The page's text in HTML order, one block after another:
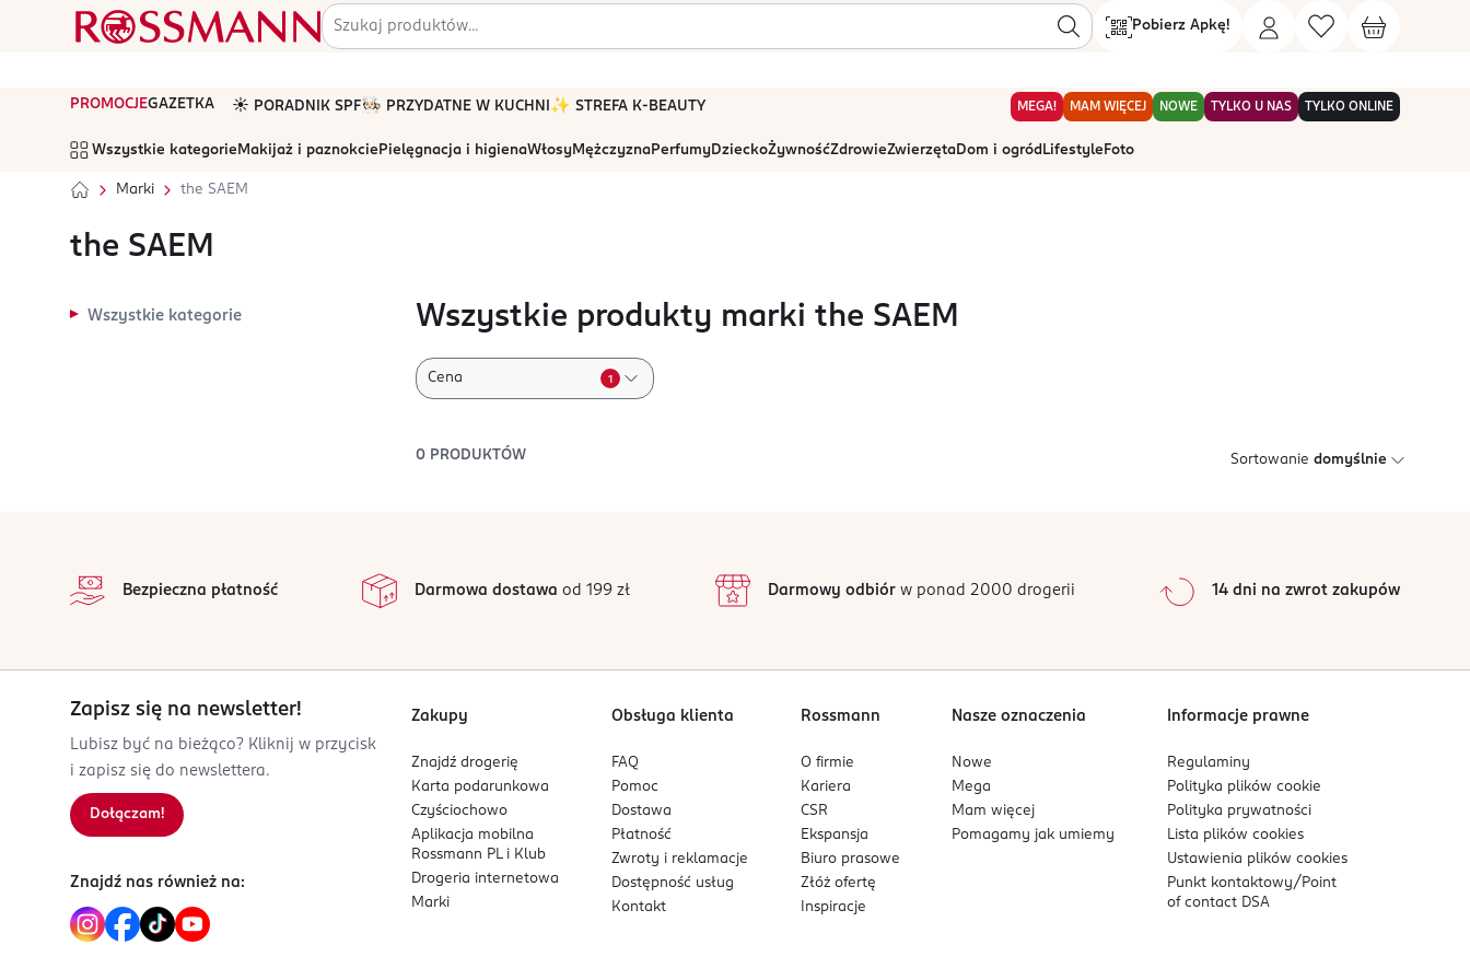
Pobierz Apkę!
PROMOCJEGAZETKA ☀️ PORADNIK SPF🧑🏻‍🍳 PRZYDATNE W KUCHNI ✨ STREFA K-BEAUTY MEGA! MAM WIĘCEJ NOWE TYLKO U NAS TYLKO ONLINE
Wszystkie kategorie Makijaż i paznokcie Pielęgnacja i higienaWłosyMężczyznaPerfumyDzieckoŻywnośćZdrowieZwierzętaDom i ogród Lifestyle Foto
Marki the SAEM
the SAEM
Wszystkie kategorie Wszystkie produkty marki the SAEM
Cena 1
0 PRODUKTÓW Sortowanie domyślnie
Bezpieczna płatność Darmowa dostawa od 199 zł Darmowy odbiórw ponad 2000 drogerii 14 dni na zwrot zakupów
Zapisz się na newsletter!
Lubisz być na bieżąco? Kliknij w przycisk
i zapisz się do newslettera.
Dołączam!
Znajdź nas również na:
Zakupy
Znajdź drogerię
Karta podarunkowa
Czyściochowo
Aplikacja mobilna
Rossmann PL i Klub
Drogeria internetowa
Marki
Obsługa klienta
FAQ
Pomoc
Dostawa
Płatność
Zwroty i reklamacje
Dostępność usług
Kontakt
Rossmann
O firmie
Kariera
CSR
Ekspansja
Biuro prasowe
Złóż ofertę
Inspiracje
Nasze oznaczenia
Nowe
Mega
Mam więcej
Pomagamy jak umiemy
Informacje prawne
Regulaminy
Polityka plikówcookie
Polityka prywatności
Lista plikówcookies
Ustawienia plikówcookies
Punkt kontaktowy/ Point
of contact DSA